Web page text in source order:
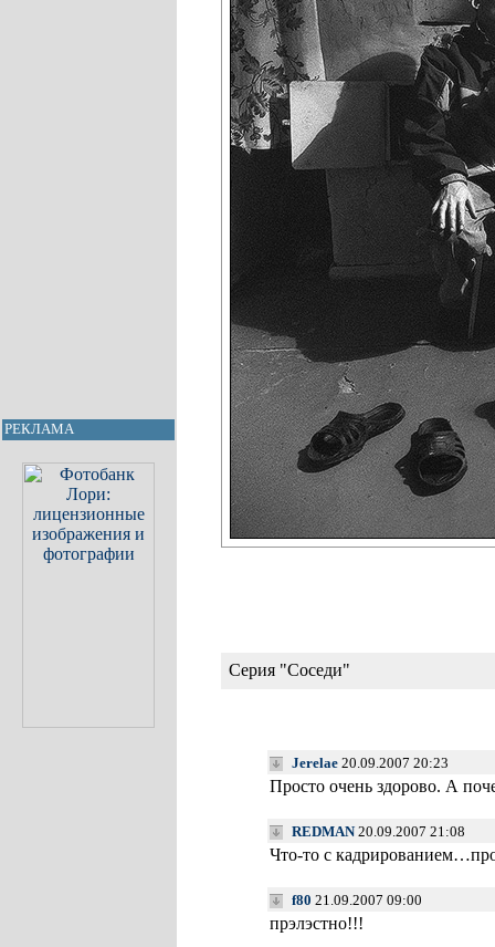
РЕКЛАМА
Серия "Соседи"
Jerelae 20.09.2007 20:23
Просто очень здорово. А
REDMAN20.09.2007 21:08
Что-то с
f80 21.09.2007 09:00
прэлэстно!!!